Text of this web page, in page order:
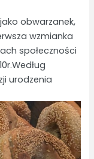
obwarzanek,
wzmianka
społeczności
urodzenia